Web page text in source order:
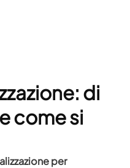
di
come si
per